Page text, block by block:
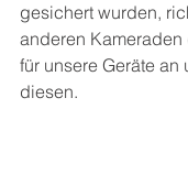
gesichert wurden,
anderen
für unsere Geräte an
diesen.